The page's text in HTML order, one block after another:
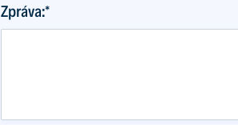
Zpráva:*